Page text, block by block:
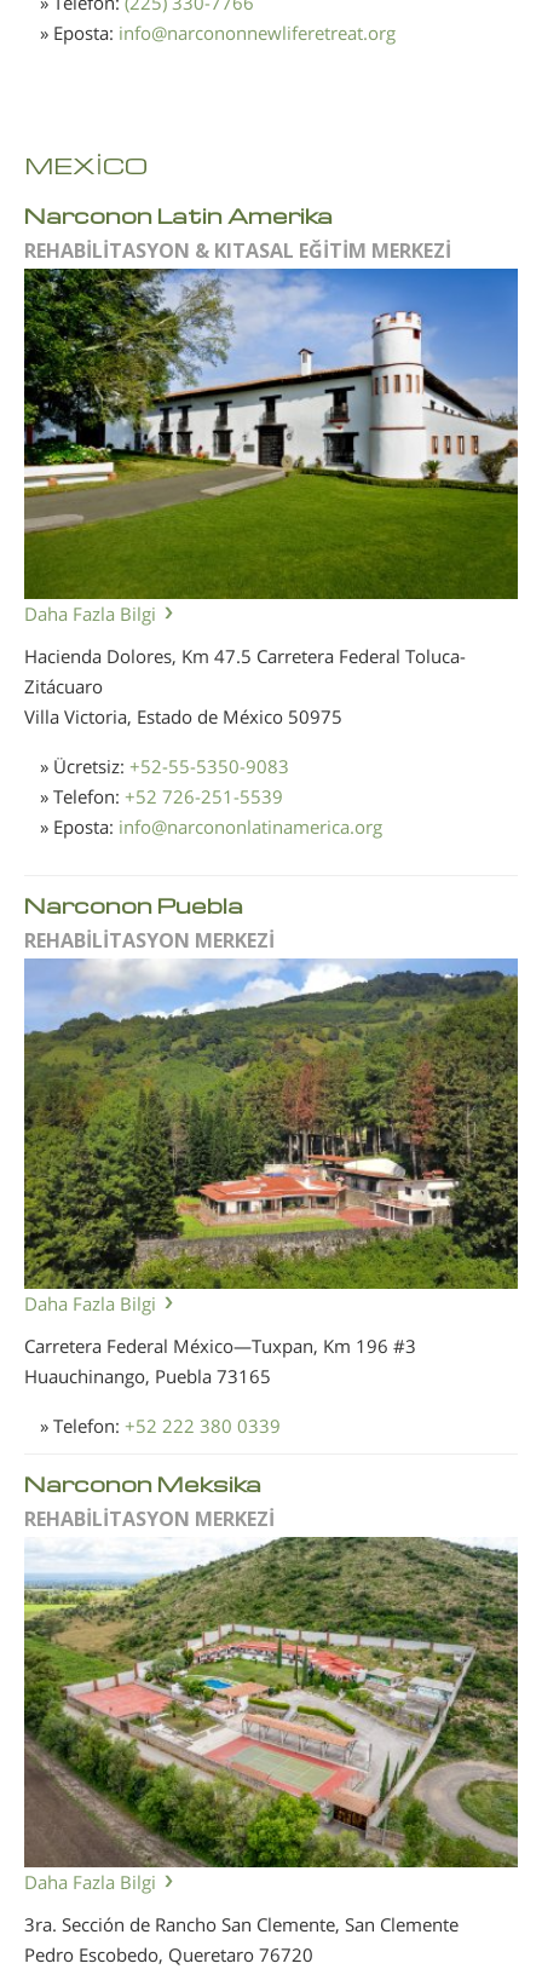
» Eposta: info@narcononnewliferetreat.org
MEXİCO
Narconon Latin Amerika
REHABİLİTASYON & KITASAL EĞİTİM MERKEZİ
Daha Fazla Bilgi
Hacienda Dolores, Km 47.5 Carretera Federal Toluca-
Zitácuaro
Villa Victoria, Estado de México 50975
» Ücretsiz: +52-55-5350-9083
» Telefon: +52 726-251-5539
» Eposta: info@narcononlatinamerica.org
Narconon Puebla
REHABİLİTASYON MERKEZİ
Daha Fazla Bilgi
Carretera Federal México—Tuxpan, Km 196 #3
Huauchinango, Puebla 73165
» Telefon: +52 222 380 0339
Narconon Meksika
REHABİLİTASYON MERKEZİ
Daha Fazla Bilgi
3ra. Sección de Rancho San Clemente, San Clemente
Pedro Escobedo, Queretaro 76720